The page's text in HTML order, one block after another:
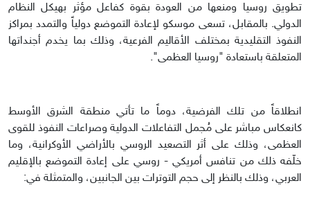
تطويق روسيا ومنعها من العودة بقوة كفاعل مؤثر بهيكل النظام
الدولي. بالمقابل، تسعى موسكو لإعادة التموضع دولياً والتمدد بمراكز
النفوذ التقليدية بمختلف الأقاليم الفرعية، وذلك بما يخدم أجنداتها
المتعلقة باستعادة "روسيا العظمى".
انطلاقاً من تلك الفرضية، دوماً ما تأتي منطقة الشرق الأوسط
كانعكاس مباشر على مُجمل التفاعلات الدولية وصراعات النفوذ للقوى
العظمى، وذلك على أثر التصعيد الروسي بالأراضي الأوكرانية، وما
خلّفه ذلك من تنافس أمريكي - روسي على إعادة التموضع بالإقليم
العربي، وذلك بالنظر إلى حجم التوترات بين الجانبين، والمتمثلة في: